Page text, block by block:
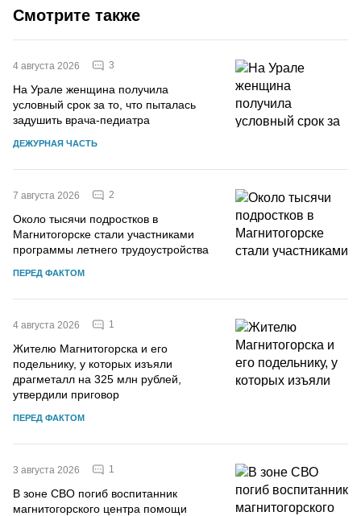
Смотрите также
4 августа 2026 3
На Урале женщина получила
условный срок за то, что пыталась
задушить врача-педиатра
ДЕЖУРНАЯ ЧАСТЬ
7 августа 2026 2
Около тысячи подростков в
Магнитогорске стали участниками
программы летнего трудоустройства
ПЕРЕД ФАКТОМ
4 августа 2026 1
Жителю Магнитогорска и его
подельнику, у которых изъяли
драгметалл на 325 млн рублей,
утвердили приговор
ПЕРЕД ФАКТОМ
3 августа 2026 1
В зоне СВО погиб воспитанник
магнитогорского центра помощи